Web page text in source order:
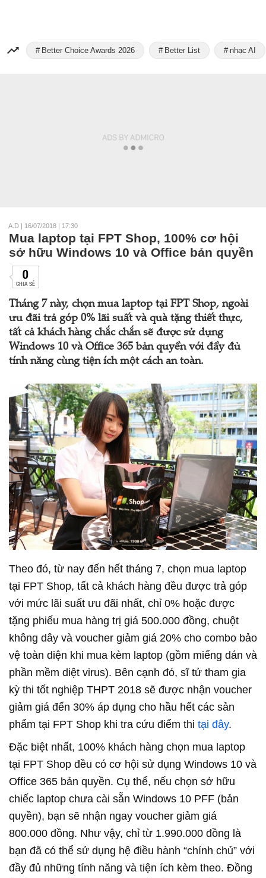
Better Choice Awards 2026 Better List nhạc AI
A.D | 16/07/2018 | 17:30
Mua laptop tại FPT Shop, 100% cơ hội
sở hữu Windows 10 và Office bản quyền
0
CHIA SẺ
Tháng 7 này, chọn mua laptop tại FPT Shop, ngoài
ưu đãi trả góp 0% lãi suất và quà tặng thiết thực,
tất cả khách hàng chắc chắn sẽ được sử dụng
Windows 10 và Office 365 bản quyền với đầy đủ
tính năng cùng tiện ích một cách an toàn.
Theo đó, từ nay đến hết tháng 7, chọn mua laptop
tại FPT Shop, tất cả khách hàng đều được trả góp
với mức lãi suất ưu đãi nhất, chỉ 0% hoặc được
tặng phiếu mua hàng trị giá 500.000 đồng, chuột
không dây và voucher giảm giá 20% cho combo bảo
vệ toàn diện khi mua kèm laptop (gồm miếng dán và
phần mềm diệt virus). Bên cạnh đó, sĩ tử tham gia
kỳ thi tốt nghiệp THPT 2018 sẽ được nhận voucher
giảm giá đến 30% áp dụng cho hầu hết các sản
phẩm tại FPT Shop khi tra cứu điểm thi tại đây.
Đặc biệt nhất, 100% khách hàng chọn mua laptop
tại FPT Shop đều có cơ hội sử dụng Windows 10 và
Office 365 bản quyền. Cụ thể, nếu chọn sở hữu
chiếc laptop chưa cài sẵn Windows 10 PFF (bản
quyền), bạn sẽ nhận ngay voucher giảm giá
800.000 đồng. Như vậy, chỉ từ 1.990.000 đồng là
bạn đã có thể sử dụng hệ điều hành “chính chủ” với
đầy đủ những tính năng và tiện ích kèm theo. Đồng